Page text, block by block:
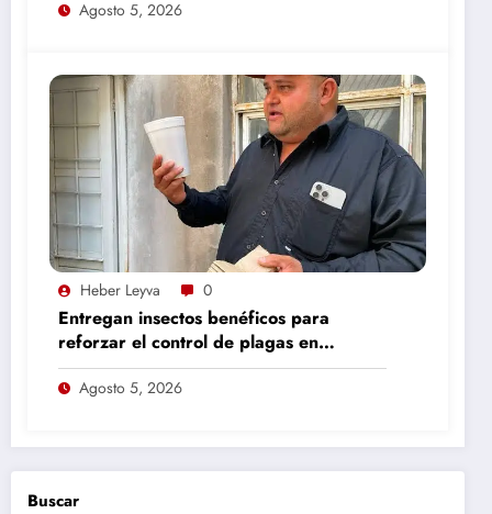
Agosto 5, 2026
Heber Leyva 0
Entregan insectos benéficos para
reforzar el control de plagas en
nogaleras de Camargo
Agosto 5, 2026
Buscar